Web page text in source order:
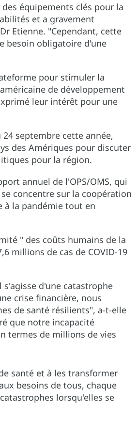
équipements clés pour la
et a gravement
Etienne. "Cependant, cette
besoin obligatoire d'une
pour stimuler la
de développement
leur intérêt pour une
septembre cette année,
des Amériques pour discuter
pour la région.
annuel de l'OPS/OMS, qui
concentre sur la coopération
à la pandémie tout en
" des coûts humains de la
millions de cas de COVID-19
d'une catastrophe
crise financière, nous
de santé résilients", a-t-elle
que notre incapacité
termes de millions de vies
santé et à les transformer
besoins de tous, chaque
lorsqu'elles se